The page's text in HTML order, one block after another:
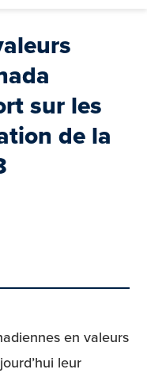
sur les
de la
en valeurs
leur